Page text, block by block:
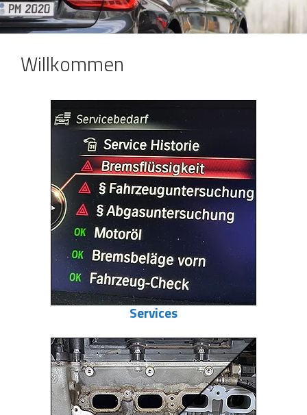
Willkommen
Services